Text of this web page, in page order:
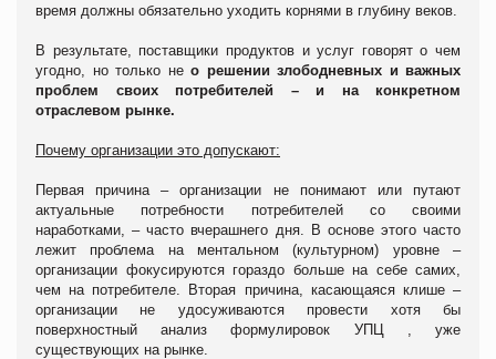
время должны обязательно уходить корнями в глубину веков.
В результате, поставщики продуктов и услуг говорят о чем
угодно, но только не о решении злободневных и важных
проблем своих потребителей – и на конкретном
отраслевом рынке.
Почему организации это допускают:
Первая причина – организации не понимают или путают
актуальные потребности потребителей со своими
наработками, – часто вчерашнего дня. В основе этого часто
лежит проблема на ментальном (культурном) уровне –
организации фокусируются гораздо больше на себе самих,
чем на потребителе. Вторая причина, касающаяся клише –
организации не удосуживаются провести хотя бы
поверхностный анализ формулировок УПЦ , уже
существующих на рынке.